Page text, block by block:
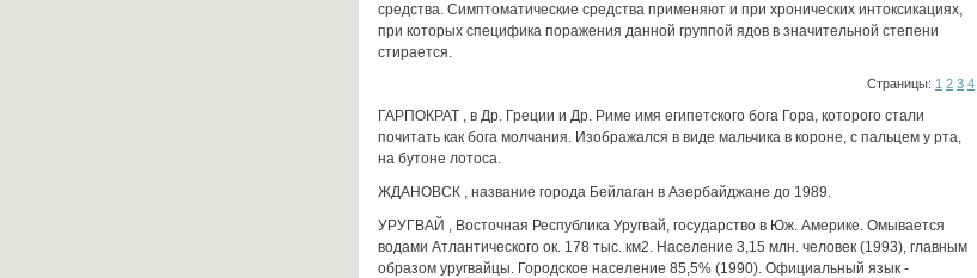
средства. Симптоматические средства применяют и при хронических интоксикациях,
при которых специфика поражения данной группой ядов в значительной степени
стирается.
Страницы: 1 2 3 4
ГАРПОКРАТ , в Др. Греции и Др. Риме имя египетского бога Гора, которого стали
почитать как бога молчания. Изображался в виде мальчика в короне, с пальцем у рта,
на бутоне лотоса.
ЖДАНОВСК , название города Бейлаган в Азербайджане до 1989.
УРУГВАЙ , Восточная Республика Уругвай, государство в Юж. Америке. Омывается
водами Атлантического ок. 178 тыс. км2. Население 3,15 млн. человек (1993), главным
образом уругвайцы. Городское население 85,5% (1990). Официальный язык -